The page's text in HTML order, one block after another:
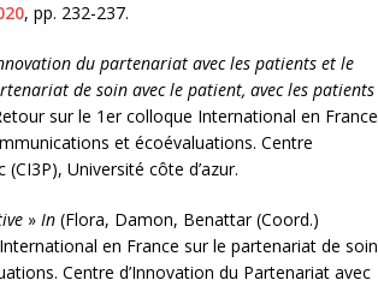
, pp. 232-237.
du partenariat avec les patients et le
de soin avec le patient, avec les patients
sur le 1er colloque International en France
et écoévaluations. Centre
Université côte d’azur.
» In (Flora, Damon, Benattar (Coord.)
en France sur le partenariat de soin
Centre d’Innovation du Partenariat avec